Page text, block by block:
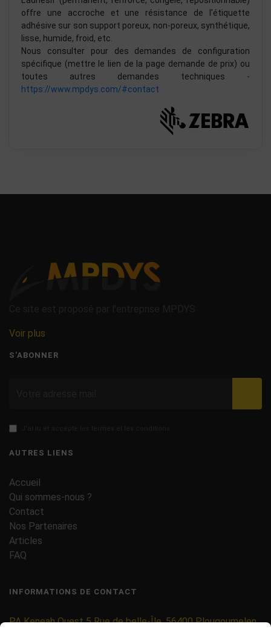
offre une accroche et une résistance de l’étiquette
adhésive sur son support poreux, non-poreux, synthétique,
lisse, humide, froid, etc.
Nous consulter pour des demandes de configuration
spécifique (mettre le lien de la page demande de prix) ou
toutes autres demandes techniques -
https://www.mpdys.com/#contact
Voir plus
S'ABONNER
AUTRES LIENS
Accueil
Qui sommes-nous ?
Contact
Nos Partenaires
Articles
FAQ
INFORMATIONS DE CONTACT
PA Keneah Ouest 5 Rue de belle-Île, 56400 Plougoumelen